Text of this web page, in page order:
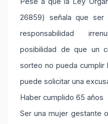
26859) señala que
responsabilidad
posibilidad de que un
sorteo no pueda cumplir
puede solicitar una
Haber cumplido 65 años
Ser una mujer gestante